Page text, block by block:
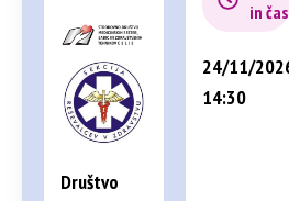
Društvo
in čas
24/11/
14:30